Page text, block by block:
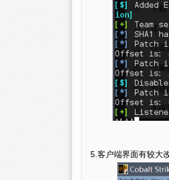
5.客户端界面有较大